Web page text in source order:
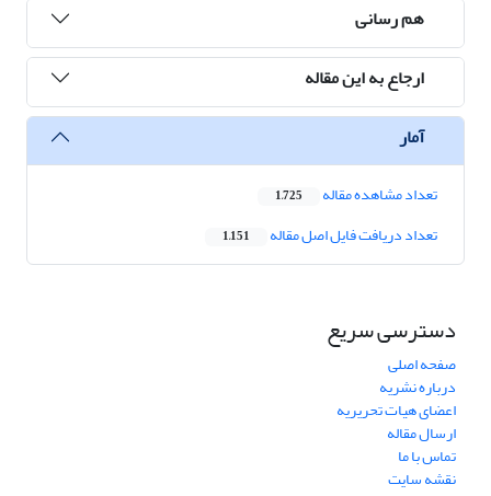
هم رسانی
ارجاع به این مقاله
آمار
تعداد مشاهده مقاله 1,725
تعداد دریافت فایل اصل مقاله 1,151
دسترسی سریع
صفحه اصلی
درباره نشریه
اعضای هیات تحریریه
ارسال مقاله
تماس با ما
نقشه سایت